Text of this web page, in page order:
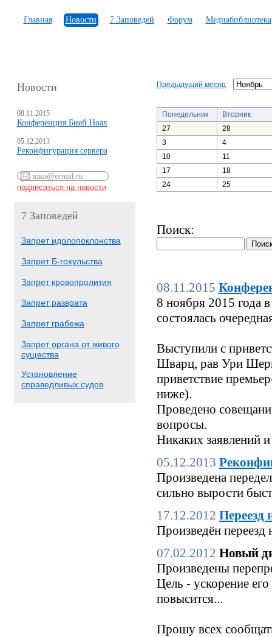
Главная Новости 7 Заповедей Форум Медиабиблиотека
Новости
08.11.2015
Конференция Бней Ноах
05.12.2013
Реконфигурация сервера
7 Заповедей
Запрет идолопоклонства
Запрет Б-гохульства
Запрет кровопролития
Запрет разврата
Запрет грабежа
Запрет органа от живого
существа
Установление
справедливых судов
Предыдущий месяц
Понедельник
Вторник
27
28
3
4
10
11
17
18
24
25
Поиск:
08.11.2015
8 ноября 2015 года
состоялась
Выступили с
Шварц, рав Ури
приветствие
ниже).
Проведено
вопросы.
Никаких заявлений
05.12.2013
Произведена
сильно вырости
17.12.2012 Переезд
Произведён переезд
07.02.2012 Новый
Произведены
Цель - ускорение
повысится...
Прошу всех